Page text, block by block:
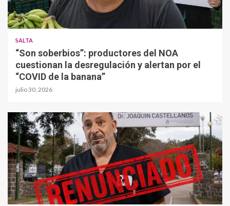
SALTA
“Son soberbios”: productores del NOA
cuestionan la desregulación y alertan por el
“COVID de la banana”
julio 30, 2026